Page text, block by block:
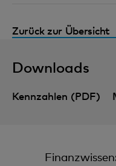
Zurück zur Übersicht
Downloads
Kennzahlen (PDF)